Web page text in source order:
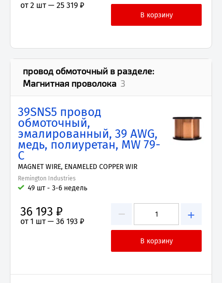
от 2 шт — 25 319 ₽
провод обмоточный в разделе:
Магнитная проволока 3
39SNS5 провод
обмоточный,
эмалированный, 39 AWG,
медь, полиуретан, MW 79-
C
MAGNET WIRE, ENAMELED COPPER WIR
Remington Industries
49 шт - 3-6 недель
− +
36 193 ₽
от 1 шт — 36 193 ₽